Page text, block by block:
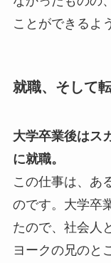
ことができるよ
就職、そして
大学卒業後はス
に就職。
この仕事は、あ
のです。大学卒
たので、社会人
ヨークの兄のと